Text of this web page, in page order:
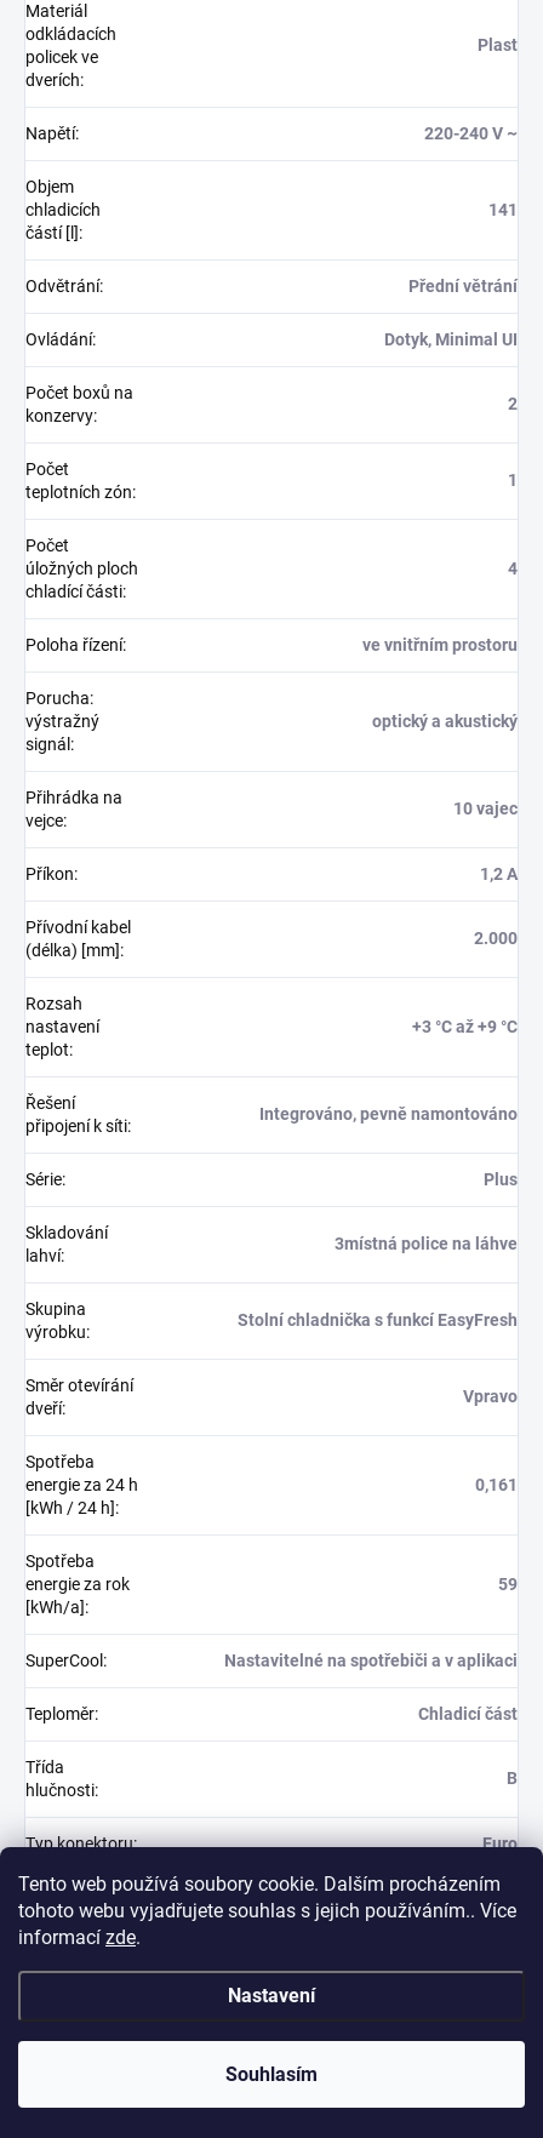
Tento web používá soubory cookie. Dalším procházením
tohoto webu vyjadřujete souhlas s jejich používáním.. Více
informací zde.
Nastavení
Souhlasím
Materiál
odkládacích
policek ve
dverích:
Plast
Napětí: 220-240 V ~
Objem
chladicích
částí [l]:
141
Odvětrání: Přední větrání
Ovládání: Dotyk, Minimal UI
Počet boxů na
konzervy:
2
Počet
teplotních zón:
1
Počet
úložných ploch
chladící části:
4
Poloha řízení: ve vnitřním prostoru
Porucha:
výstražný
signál :
optický a akustický
Přihrádka na
vejce:
10 vajec
Příkon: 1,2 A
Přívodní kabel
(délka) [mm]:
2.000
Rozsah
nastavení
teplot:
+3 °C až +9 °C
Řešení
připojení k síti:
Integrováno, pevně namontováno
Série: Plus
Skladování
lahví:
3místná police na láhve
Skupina
výrobku:
Stolní chladnička s funkcí EasyFresh
Směr otevírání
dveří:
Vpravo
Spotřeba
energie za 24 h
[kWh / 24 h]:
0,161
Spotřeba
energie za rok
[kWh/a]:
59
SuperCool : Nastavitelné na spotřebiči a v aplikaci
Teploměr: Chladicí část
Třída
hlučnosti:
B
Typ konektoru: Euro
Úhel otevření
dveří:
213°
Váha (bez